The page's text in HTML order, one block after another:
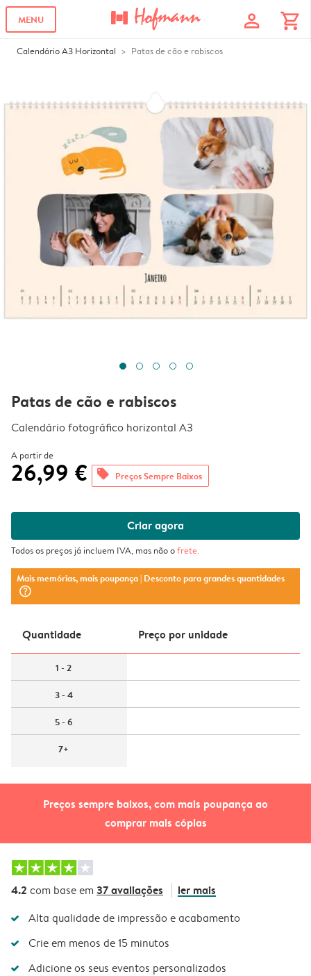
MENU profile shopping_cart
Calendário A3 Horizontal Patas de cão e rabiscos
Preços sempre baixos, com mais poupança ao
comprar mais cópias
Patas de cão e rabiscos
Calendário fotográfico horizontal A3
A partir de
26,99 € offers Preços Sempre Baixos
Criar agora
Todos os preços já incluem IVA, mas não ofrete.
Mais memórias, mais poupança| Desconto para grandes quantidades
question_mark_circle
Quantidade Preço por unidade
1 - 2
3 - 4
5 - 6
7+
4.2 com base em 37 avaliações ler mais
Alta qualidade de impressão e acabamento
Crie em menos de 15 minutos
Adicione os seus eventos personalizados